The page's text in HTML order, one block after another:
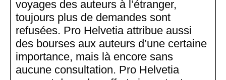
voyages des auteurs à l’étranger,
toujours plus de demandes sont
refusées. Pro Helvetia attribue aussi
des bourses aux auteurs d’une certaine
importance, mais là encore sans
aucune consultation. Pro Helvetia